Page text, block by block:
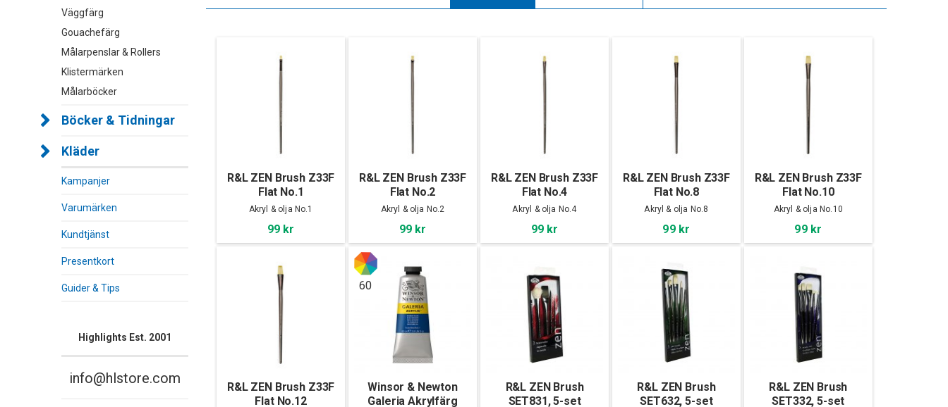
Väggfärg
Gouachefärg
Målarpenslar & Rollers
Klistermärken
Målarböcker
Böcker & Tidningar
Kläder
Kampanjer
Varumärken
Kundtjänst
Presentkort
Guider & Tips
Highlights Est. 2001
info@hlstore.com
R&L ZEN Brush Z33F
Flat No.1
Akryl & olja No.1
99 kr
R&L ZEN Brush Z33F
Flat No.2
Akryl & olja No.2
99 kr
R&L ZEN Brush Z33F
Flat No.4
Akryl & olja No.4
99 kr
R&L ZEN Brush Z33F
Flat No.8
Akryl & olja No.8
99 kr
R&L ZEN Brush Z33F
Flat No.10
Akryl & olja No.10
99 kr
R&L ZEN Brush Z33F
Flat No.12
60
Winsor & Newton
Galeria Akrylfärg
R&L ZEN Brush
SET831, 5-set
R&L ZEN Brush
SET632, 5-set
R&L ZEN Brush
SET332, 5-set